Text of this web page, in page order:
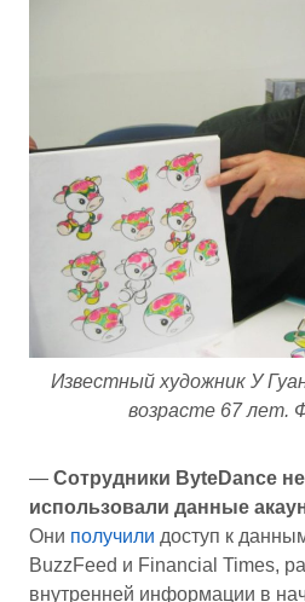
Известный художник У
возрасте 67 лет.
— Сотрудники ByteDance
использовали данные
Они получили доступ к
BuzzFeed и Financial Times,
внутренней информации в